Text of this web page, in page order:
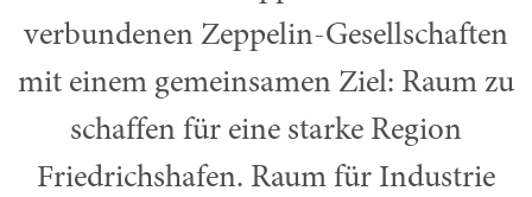
verbundenen Zeppelin-Gesellschaften
mit einem gemeinsamen Ziel: Raum zu
schaffen für eine starke Region
Friedrichshafen. Raum für Industrie